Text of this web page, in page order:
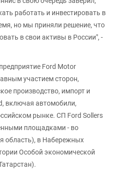
работать и инвестировать в
но мы приняли решение, что
в свои активы в России", -
Ford Motor
участием сторон,
производство, импорт и
включая автомобили,
рынке. СП Ford Sollers
площадками - во
область), в Набережных
Особой экономической